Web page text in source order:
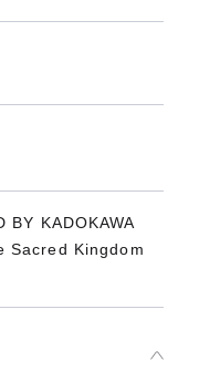
KADOKAWA
Sacred Kingdom